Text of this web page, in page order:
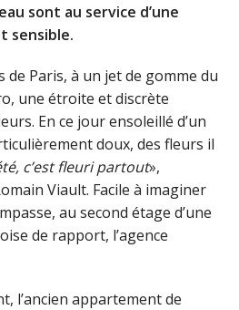
sont au service d’une
sensible.
Paris, à un jet de gomme du
une étroite et discrète
En ce jour ensoleillé d’un
doux, des fleurs il
c’est fleuri partout»,
Viault. Facile à imaginer
au second étage d’une
de rapport, l’agence
l’ancien appartement de